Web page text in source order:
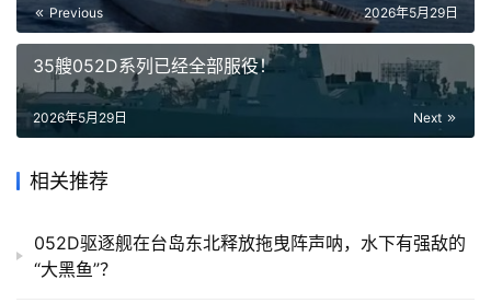
Previous 2026年5月29日
35艘052D系列已经全部服役！
Next
2026年5月29日
相关推荐
052D驱逐舰在台岛东北释放拖曳阵声呐，水下有强敌的
“大黑鱼”？